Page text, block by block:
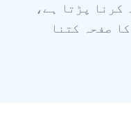
کرنا پڑتا ہے،
صفحہ کتنا